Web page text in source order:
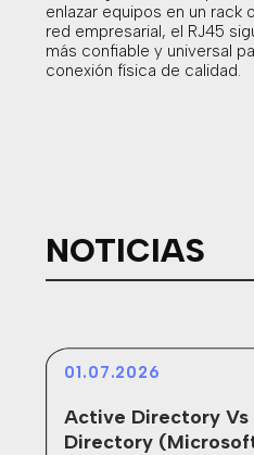
enlazar equipos en un rack
red empresarial, el RJ45
más confiable y universal
conexión física de calidad.
NOTICIAS
01.07.2026
Active Directory Vs
Directory